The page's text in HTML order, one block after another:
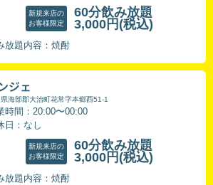
新規来店の
お客様限定
60分飲み放題
3,000円 (税込)
放題内容：焼酎
ジェ
海部郡大治町花常字本郷西51-1
時間：20:00〜00:00
日：なし
新規来店の
お客様限定
60分飲み放題
3,000円 (税込)
放題内容：焼酎